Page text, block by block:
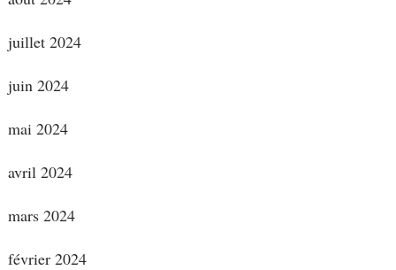
juillet 2024
juin 2024
mai 2024
avril 2024
mars 2024
février 2024